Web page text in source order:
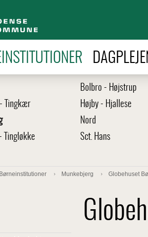
Bolbro - Højstrup
Tingkær
Højby - Hjallese
Nord
Tingløkke
Sct. Hans
Børneinstitutioner Munkebjerg Globehuset